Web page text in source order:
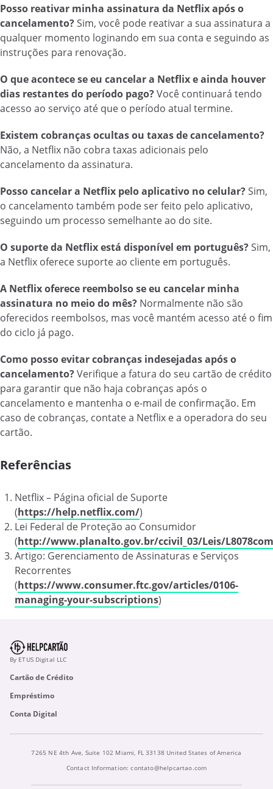
Posso reativar minha assinatura da Netflix após o
cancelamento?Sim, você pode reativar a sua assinatura a
qualquer momento loginando em sua conta e seguindo as
instruções para renovação.
O que acontece se eu cancelar a Netflix e ainda houver
dias restantes do período pago?Você continuará tendo
acesso ao serviço até que o período atual termine.
Existem cobranças ocultas ou taxas de cancelamento?
Não, a Netflix não cobra taxas adicionais pelo
cancelamento da assinatura.
Posso cancelar a Netflix pelo aplicativo no celular?Sim,
o cancelamento também pode ser feito pelo aplicativo,
seguindo um processo semelhante ao do site.
O suporte da Netflix está disponível em português?Sim,
a Netflix oferece suporte ao cliente em português.
A Netflix oferece reembolso se eu cancelar minha
assinatura no meio do mês? Normalmente não são
oferecidos reembolsos, mas você mantém acesso até o fim
do ciclo já pago.
Como posso evitar cobranças indesejadas após o
cancelamento?Verifique a fatura do seu cartão de crédito
para garantir que não haja cobranças após o
cancelamento e mantenha o e-mail de confirmação. Em
caso de cobranças, contate a Netflix e a operadora do seu
cartão.
Referências
Netflix – Página oficial de Suporte
(https://help.netflix.com/)
Lei Federal de Proteção ao Consumidor
(http://www.planalto.gov.br/ccivil_03/Leis/
Artigo: Gerenciamento de Assinaturas e Serviços
Recorrentes
(https://www.consumer.ftc.gov/articles/0106-
managing-your-subscriptions)
By ETUS Digital LLC
Cartão de Crédito
Empréstimo
Conta Digital
7265 NE 4th Ave, Suite 102 Miami, FL 33138 United States of America
Contact Information:contato@helpcartao.com